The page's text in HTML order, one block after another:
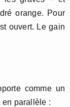
orange. Pour
ouvert. Le gain
comme un
en parallèle :